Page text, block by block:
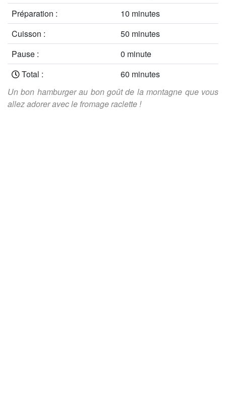
Préparation :
10 minutes
Cuisson :
50 minutes
Pause :
0 minute
Total :
60 minutes
Un bon hamburger au bon goût de la montagne que vous
allez adorer avec le fromage raclette !